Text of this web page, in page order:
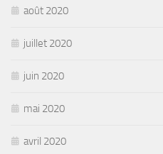
août 2020
juillet 2020
juin 2020
mai 2020
avril 2020